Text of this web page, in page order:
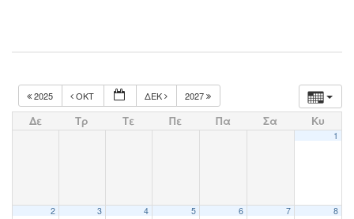
2025 ΟΚΤ ΔΕΚ 2027
Δε Τρ Τε Πε Πα Σα Κυ
1
2 3 4 5 6 7 8